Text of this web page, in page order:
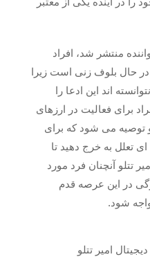
منتشر شد، افراد
در حال بلوف زنی است زیرا
اند این ادعا را
برای فعالیت در ارزهای
توصیه می شود که برای
ای تعلل به خرج دهید تا
تتلو آنچنان فرد مورد
در این عرصه قدم
شود.